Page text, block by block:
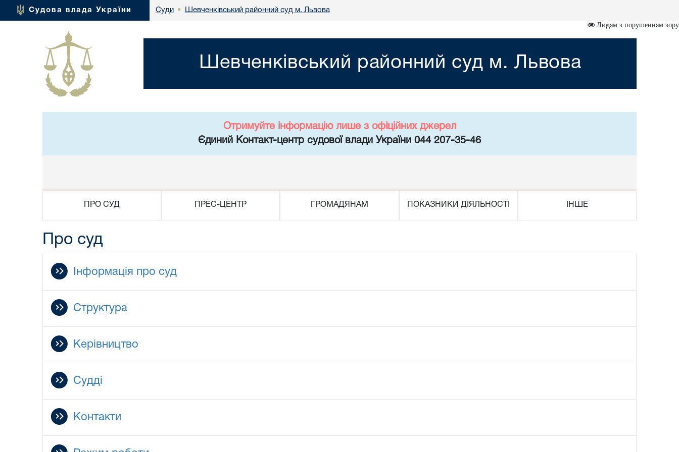
Судова влада України Суди • Шевченківський районний суд м. Львова
Людям з порушенням зору
Шевченківський районний суд м. Львова
Отримуйте інформацію лише з офіційних джерел
Єдиний Контакт-центр судової влади України 044 207-35-46
ПРО СУД ПРЕС-ЦЕНТР ГРОМАДЯНАМ ПОКАЗНИКИ ДІЯЛЬНОСТІ ІНШЕ
Про суд
Інформація про суд
Структура
Керівництво
Судді
Контакти